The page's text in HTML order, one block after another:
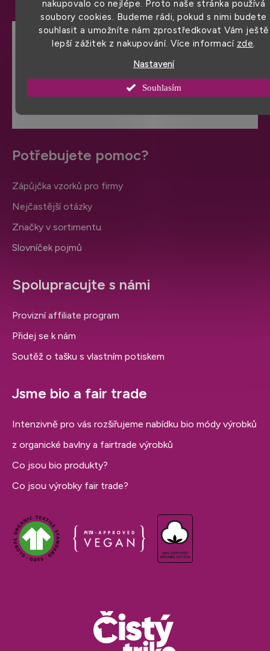
nakupovalo co nejlépe. Proto naše stránka používá
soubory cookies. Budeme rádi, pokud s nimi budete
souhlasit a umožníte nám zprostředkovat Vám ještě
lepší zážitek z nakupování. Více informací zde.
Nastavení
Souhlasím
Hodnocení obchodu
Potřebujete pomoc?
Zápůjčka vzorků pro firmy
Nejčastější otázky
Značky v sortimentu
Slovníček pojmů
Spolupracujte s námi
Provizní affiliate program
Přidej se k nám
Soutěž o tašku s vlastním potiskem
Jsme bio a fair trade
Intenzivně pro vás rozšiřujeme nabídku bio módy výrobků
z organické bavlny a fairtrade výrobků
Co jsou bio produkty?
Co jsou výrobky fair trade?